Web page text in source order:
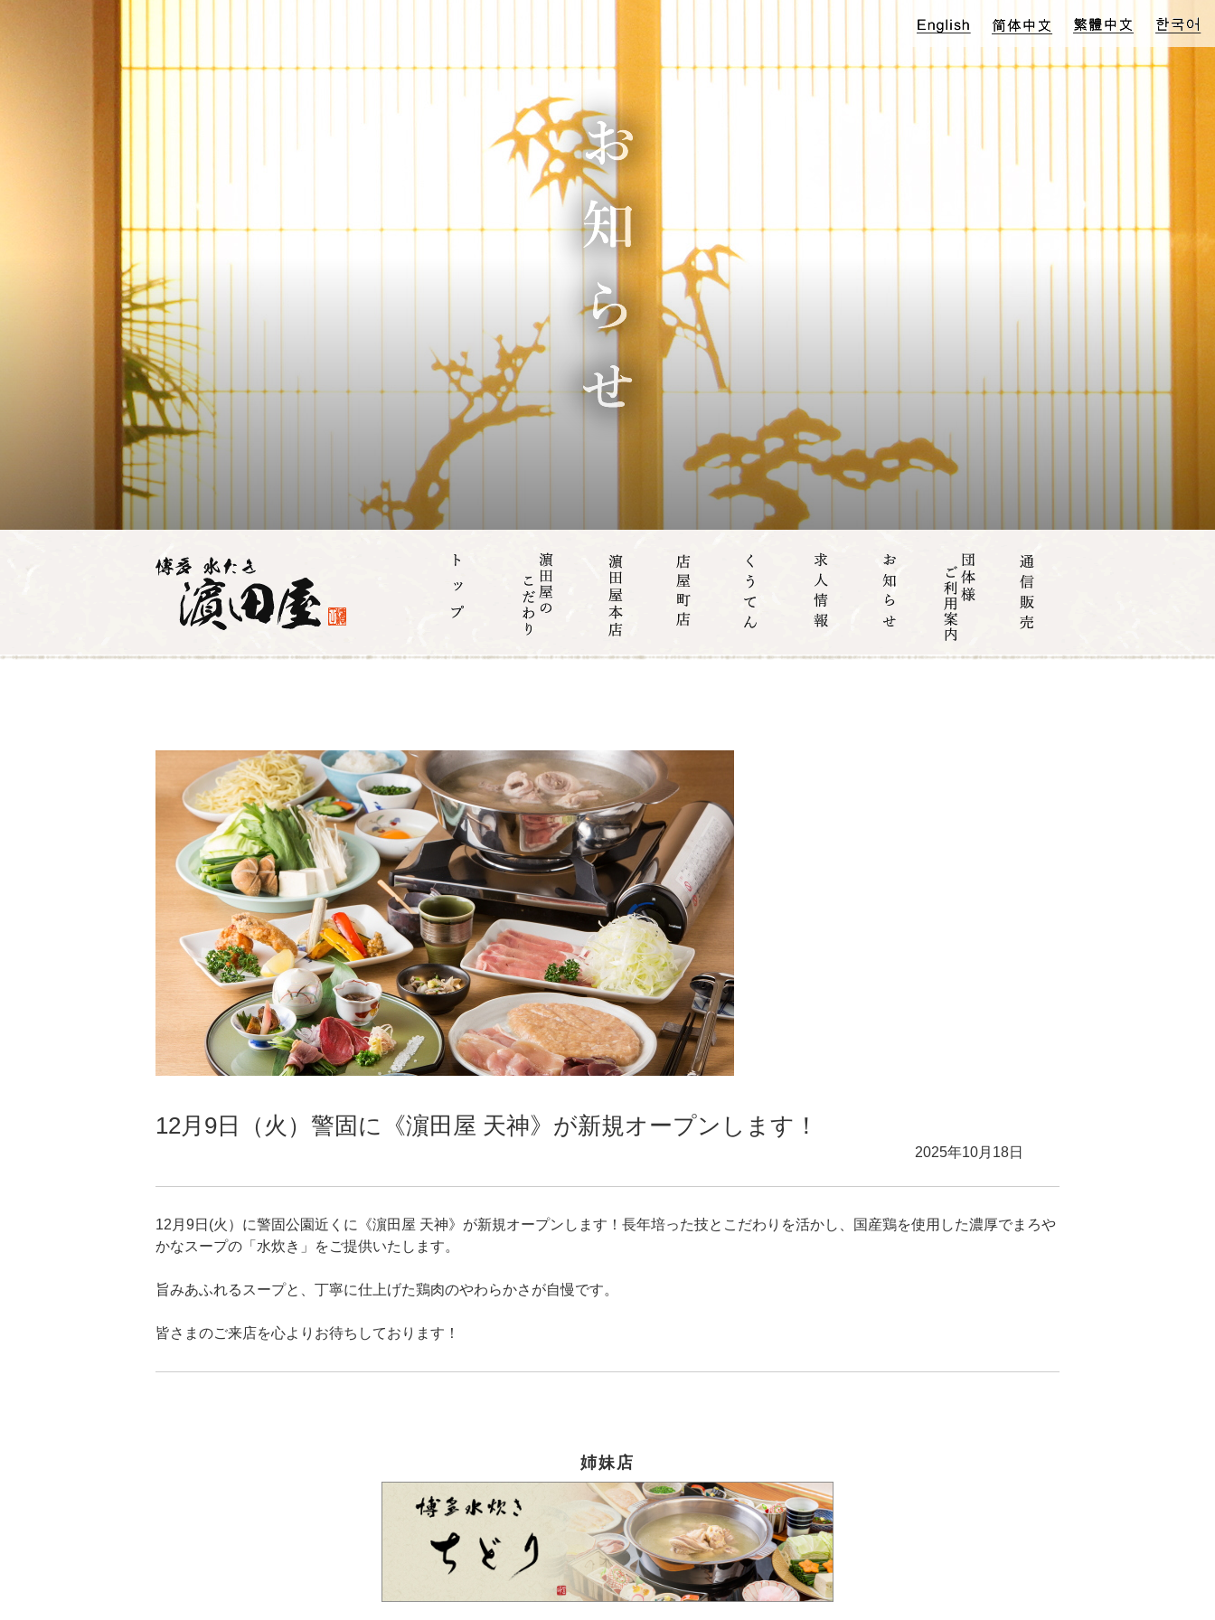
12月9日（火）警固に《濵田屋 天神》が新規オープンします！
2025年10月18日
12月9日(火）に警固公園近くに《濵田屋 天神》が新規オープンします！長年培った技とこだわりを活かし、国産鶏を使用した濃厚でまろや
かなスープの「水炊き」をご提供いたします。
旨みあふれるスープと、丁寧に仕上げた鶏肉のやわらかさが自慢です。
皆さまのご来店を心よりお待ちしております！
姉妹店